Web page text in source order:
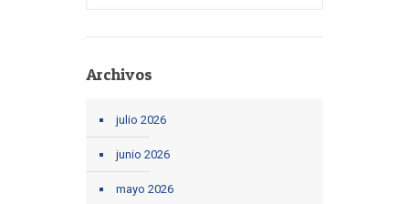
Archivos
julio 2026
junio 2026
mayo 2026